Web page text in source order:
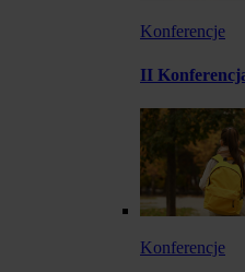
Konferencje
II
Konferencje